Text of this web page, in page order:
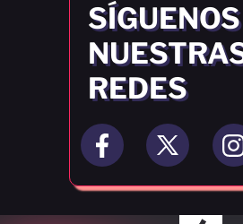
REDES